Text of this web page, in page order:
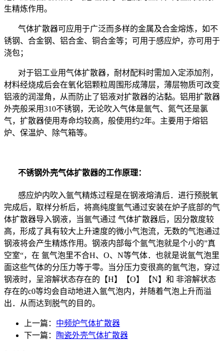
生精炼作用。
气体扩散器可应用于广泛而多样的金属及合金熔炼，如不
锈钢、合金钢、铝合金、铜合金等；可用于感应炉，亦可用于
浇包；
对于铝工业用气体扩散器，耐材配料时需加入定添加剂，
材料经烧成后会在氧化铝颗粒周围形成薄层，薄层物质可改变
铝液的润湿角，从而防止了铝液对扩散器的沾黏。铝用扩散器
外壳般采用310不锈钢，无论吹入气体是氩气、氮气还是氯
气，扩散器使用寿命均较高，般使用约2年。主要用于熔铝
炉、保温炉、除气箱等。
不锈钢外壳气体扩散器的工作原理：
感应炉内吹入氩气精炼过程是在钢液熔清后．进行预脱氧
完成后，取样分析后，将高纯度氩气通过安装在炉子底部的气
体扩散器导入钢液，当氩气通过 气体扩散器后，因分散度较
高，形成了具有较大上升速度的微小气泡流，无数的气泡通过
钢液将会产生精炼作用。钢液内部每个氩气泡就是个小的”真
空室“，在 氩气泡里不合H、O、N等气体．也就是说氩气泡里
面这些气体的分压力等于零。当分压力变很高的氩气泡，穿过
钢液时，呈溶解状态存在的【H】【O】【N】和 非溶解状态
存在的c0等均会自动地进入氩气泡内，并随着气泡上升而溢
出．从而达到脱气的目的。
上一篇： 中频炉气体扩散器
下一篇：
陶瓷外壳气体扩散器